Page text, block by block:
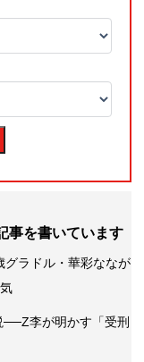
事を書いています
グラドル・華彩ななが
李が明かす「受刑